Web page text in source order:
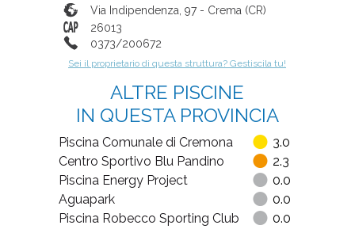
Via Indipendenza, 97- Crema (CR)
26013
0373/200672
Sei il proprietario di questa struttura? Gestiscila tu!
ALTRE PISCINE
IN QUESTA PROVINCIA
Piscina Comunale di Cremona
3.0
Centro Sportivo Blu Pandino
2.3
Piscina Energy Project
0.0
Aguapark
0.0
Piscina Robecco Sporting Club
0.0